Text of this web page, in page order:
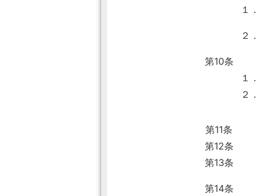
１．
２．
第10条
１．
２．
第11条
第12条
第13条
第14条